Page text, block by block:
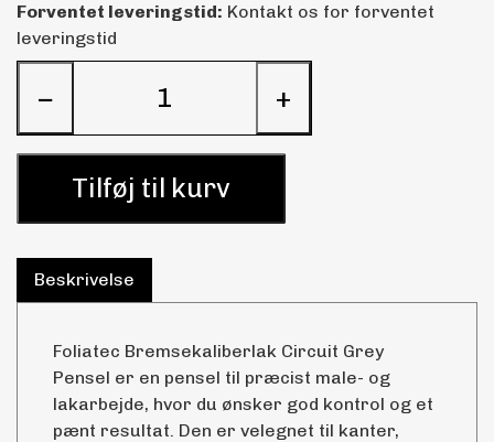
Forventet leveringstid: Kontakt os for forventet
leveringstid
− +
Tilføj til kurv
Beskrivelse
Foliatec Bremsekaliberlak Circuit Grey
Pensel er en pensel til præcist male- og
lakarbejde, hvor du ønsker god kontrol og et
pænt resultat. Den er velegnet til kanter,